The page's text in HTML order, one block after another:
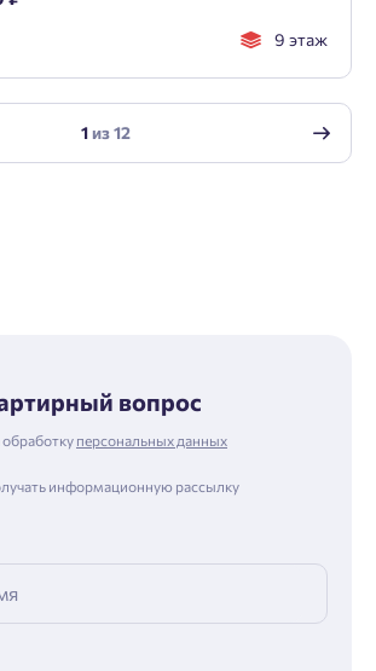
9 этаж
1из12
вопрос
обработку персональных данных
информационную рассылку